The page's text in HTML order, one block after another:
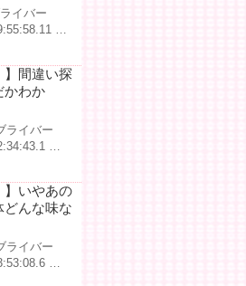
イバー
…
】間違い探
かわか
ライバー
…
】いやあの
どんな味な
ライバー
…